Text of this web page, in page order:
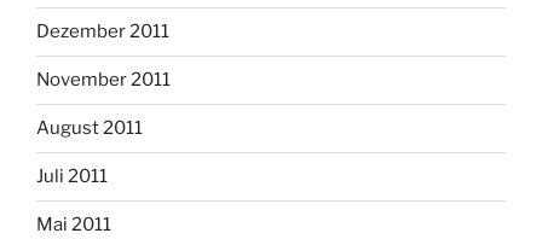
Dezember 2011
November 2011
August 2011
Juli 2011
Mai 2011